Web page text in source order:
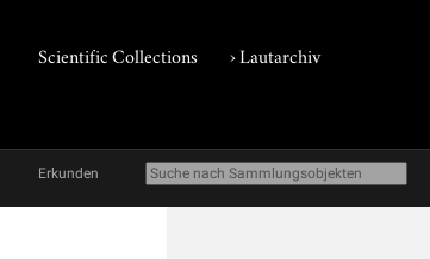
Scientific Collections ›Lautarchiv
Erkunden